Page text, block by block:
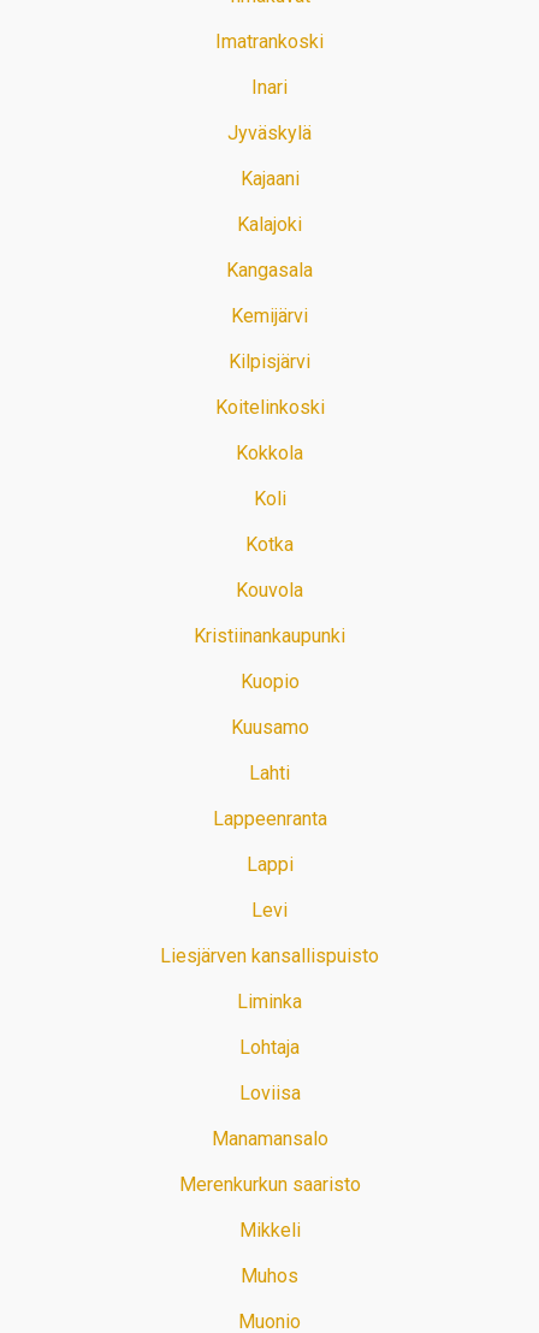
Imatrankoski
Inari
Jyväskylä
Kajaani
Kalajoki
Kangasala
Kemijärvi
Kilpisjärvi
Koitelinkoski
Kokkola
Koli
Kotka
Kouvola
Kristiinankaupunki
Kuopio
Kuusamo
Lahti
Lappeenranta
Lappi
Levi
Liesjärven kansallispuisto
Liminka
Lohtaja
Loviisa
Manamansalo
Merenkurkun saaristo
Mikkeli
Muhos
Muonio